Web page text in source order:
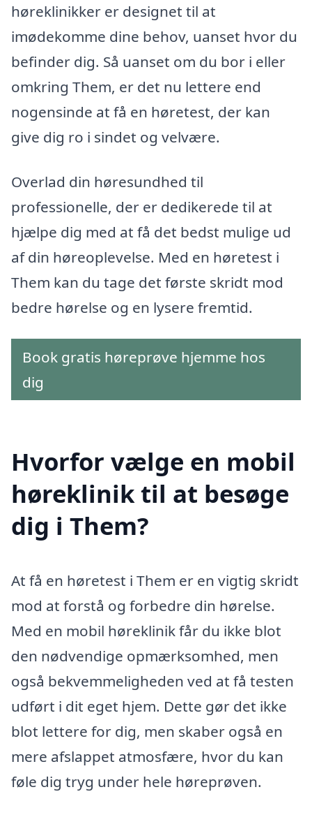
høreklinikker er designet til at
imødekomme dine behov, uanset hvor du
befinder dig. Så uanset om du bor i eller
omkring Them, er det nu lettere end
nogensinde at få en høretest, der kan
give dig ro i sindet og velvære.
Overlad din høresundhed til
professionelle, der er dedikerede til at
hjælpe dig med at få det bedst mulige ud
af din høreoplevelse. Med en høretest i
Them kan du tage det første skridt mod
bedre hørelse og en lysere fremtid.
Book gratis høreprøve hjemme hos
dig
Hvorfor vælge en mobil
høreklinik til at besøge
dig i Them?
At få en høretest i Them er en vigtig skridt
mod at forstå og forbedre din hørelse.
Med en mobil høreklinik får du ikke blot
den nødvendige opmærksomhed, men
også bekvemmeligheden ved at få testen
udført i dit eget hjem. Dette gør det ikke
blot lettere for dig, men skaber også en
mere afslappet atmosfære, hvor du kan
føle dig tryg under hele høreprøven.